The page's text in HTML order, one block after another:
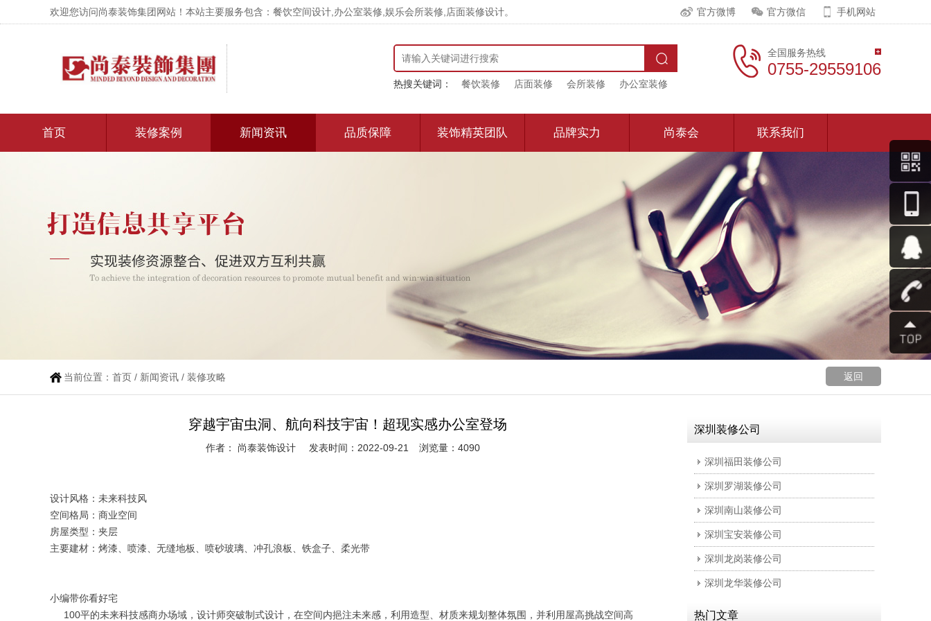
欢迎您访问尚泰装饰集团网站！本站主要服务包含：餐饮空间设计,办公室装修,娱乐会所装修,店面装修设计。 官方微博 官方微信 手机网站
热搜关键词： 餐饮装修 店面装修 会所装修 办公室装修
全国服务热线
0755-29559106
首页 装修案例 新闻资讯 品质保障 装饰精英团队 品牌实力 尚泰会 联系我们
返回
当前位置： 首页 / 新闻资讯 / 装修攻略
穿越宇宙虫洞、航向科技宇宙！超现实感办公室登场
作者： 尚泰装饰设计 发表时间：2022-09-21 浏览量：4090
设计风格：未来科技风
空间格局：商业空间
房屋类型：夹层
主要建材：烤漆、喷漆、无缝地板、喷砂玻璃、冲孔浪板、铁盒子、柔光带
小编带你看好宅
100平的未来科技感商办场域，设计师突破制式设计，在空间内挹注未来感，利用造型、材质来规划整体氛围，并利用屋高挑战空间高
深圳装修公司
深圳福田装修公司
深圳罗湖装修公司
深圳南山装修公司
深圳宝安装修公司
深圳龙岗装修公司
深圳龙华装修公司
热门文章